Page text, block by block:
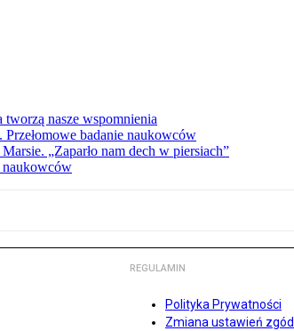
nasze wspomnienia
badanie naukowców
„Zaparło nam dech w piersiach”
REGULAMIN
Polityka Prywatności
Zmiana ustawień zgód